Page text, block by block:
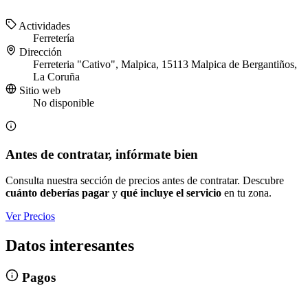
Actividades
Ferretería
Dirección
Ferreteria "Cativo", Malpica, 15113 Malpica de Bergantiños,
La Coruña
Sitio web
No disponible
Antes de contratar, infórmate bien
Consulta nuestra sección de precios antes de contratar. Descubre
cuánto deberías pagar y qué incluye el servicio en tu zona.
Ver Precios
Datos interesantes
Pagos